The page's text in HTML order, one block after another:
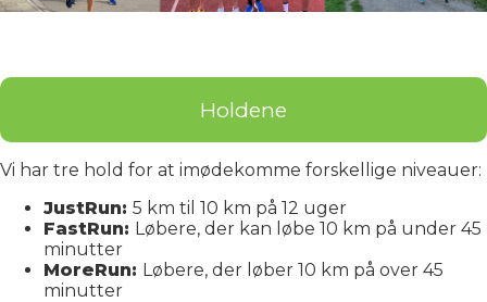
Holdene
Vi har tre hold for at imødekomme forskellige niveauer:
JustRun: 5 km til 10 km på 12 uger
FastRun: Løbere, der kan løbe 10 km på under 45
minutter
MoreRun: Løbere, der løber 10 km på over 45
minutter